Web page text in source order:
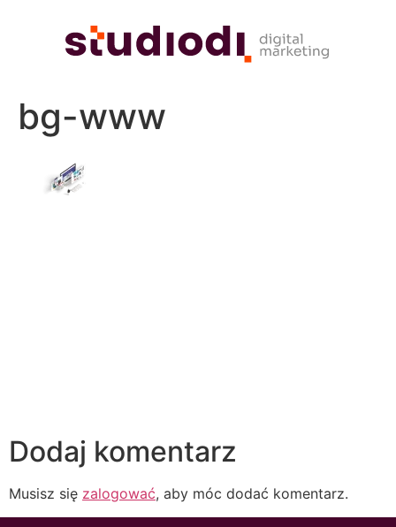
bg-www
Dodaj komentarz
Musisz się zalogować, aby móc dodać komentarz.